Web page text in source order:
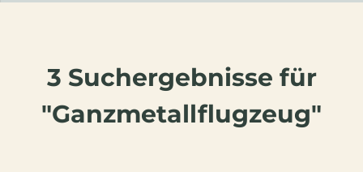
3 Suchergebnisse für
"Ganzmetallflugzeug"